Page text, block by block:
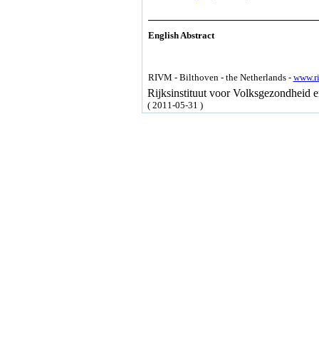
English Abstract
RIVM - Bilthoven - the Netherlands -
Rijksinstituut voor Volksgezondheid
( 2011-05-31 )